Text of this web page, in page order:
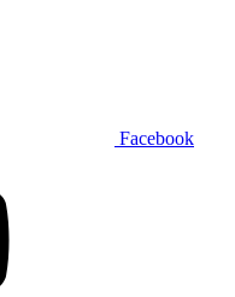
Facebook